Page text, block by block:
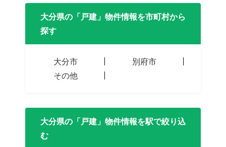
大分県の「戸建」物件情報を市町村から
探す
大分市
別府市
その他
大分県の「戸建」物件情報を駅で絞り込
む